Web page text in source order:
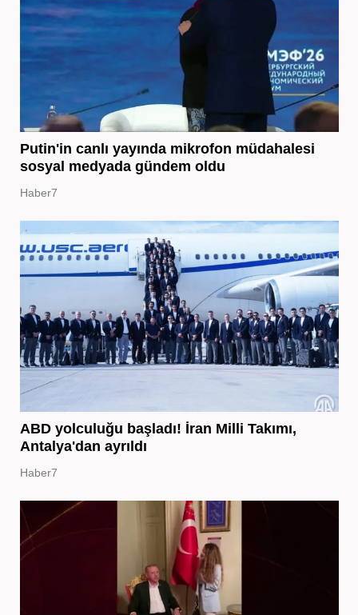
Putin'in canlı yayında mikrofon müdahalesi
sosyal medyada gündem oldu
Haber7
ABD yolculuğu başladı! İran Milli Takımı,
Antalya'dan ayrıldı
Haber7